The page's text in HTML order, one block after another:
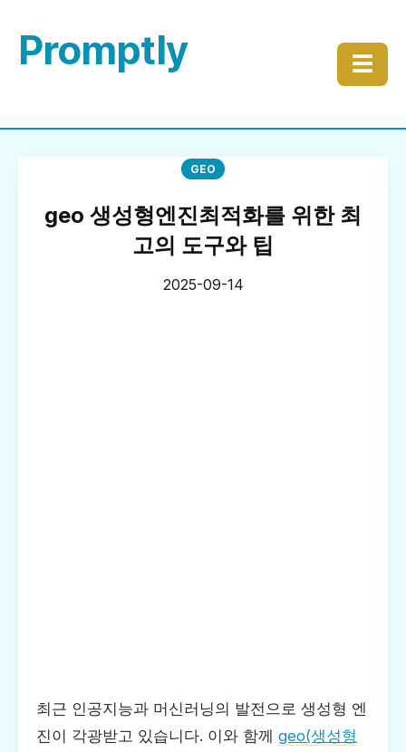
Promptly ☰
GEO
geo 생성형엔진최적화를 위한 최
고의 도구와 팁
2025-09-14
최근 인공지능과 머신러닝의 발전으로 생성형 엔
진이 각광받고 있습니다. 이와 함께 geo(생성형